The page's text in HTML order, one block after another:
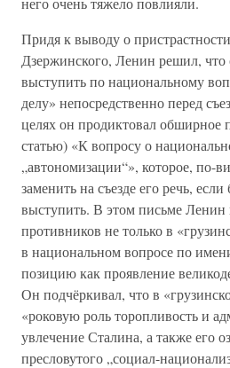
Придя к выводу о
Дзержинского, Ленин решил, что
выступить по национальному
делу» непосредственно перед
целях он продиктовал обширное
статью) «К вопросу о
„автономизации“», которое, по-
заменить на съезде его речь,
выступить. В этом письме Ленин
противников не только в
в национальном вопросе по
позицию как проявление
Он подчёркивал, что в
«роковую роль торопливость и
увлечение Сталина, а также его
пресловутого „социал-